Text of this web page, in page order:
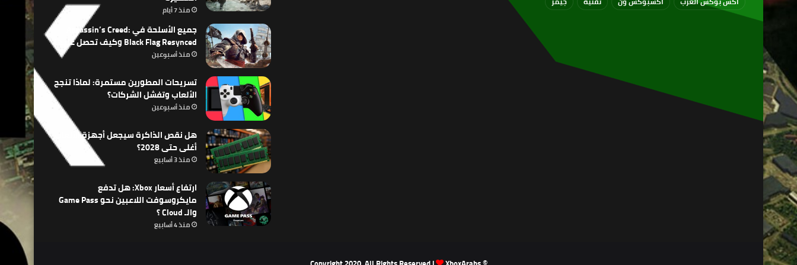
منذ 7 أيام
جميع الأسلحة في Assassin’s Creed:
Black Flag Resynced وكيف تحصل عليها
منذ أسبوعين
تسريحات المطورين مستمرة: لماذا تنجح
الألعاب وتفشل الشركات؟
منذ أسبوعين
هل نقص الذاكرة سيجعل أجهزة الألعاب
أغلى حتى 2028؟
منذ 3 أسابيع
ارتفاع أسعار Xbox: هل تدفع
مايكروسوفت اللاعبين نحو Game Pass
والـ Cloud ؟
منذ 4 أسابيع